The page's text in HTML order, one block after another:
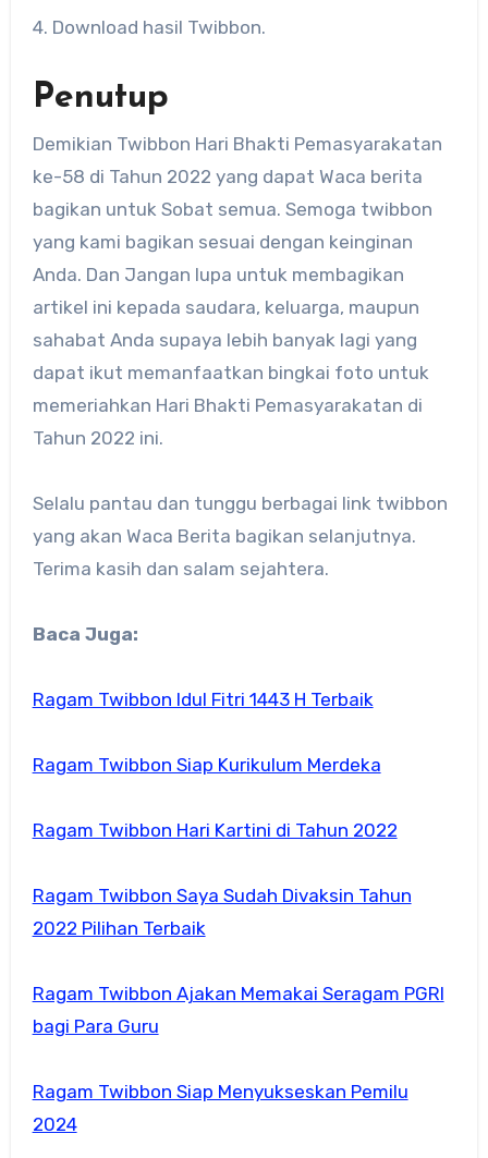
4. Download hasil Twibbon.
Penutup
Demikian Twibbon Hari Bhakti Pemasyarakatan
ke-58 di Tahun 2022 yang dapat Waca berita
bagikan untuk Sobat semua. Semoga twibbon
yang kami bagikan sesuai dengan keinginan
Anda. Dan Jangan lupa untuk membagikan
artikel ini kepada saudara, keluarga, maupun
sahabat Anda supaya lebih banyak lagi yang
dapat ikut memanfaatkan bingkai foto untuk
memeriahkan Hari Bhakti Pemasyarakatan di
Tahun 2022 ini.
Selalu pantau dan tunggu berbagai link twibbon
yang akan Waca Berita bagikan selanjutnya.
Terima kasih dan salam sejahtera.
Baca Juga:
Ragam Twibbon Idul Fitri 1443 H Terbaik
Ragam Twibbon Siap Kurikulum Merdeka
Ragam Twibbon Hari Kartini di Tahun 2022
Ragam Twibbon Saya Sudah Divaksin Tahun
2022 Pilihan Terbaik
Ragam Twibbon Ajakan Memakai Seragam PGRI
bagi Para Guru
Ragam Twibbon Siap Menyukseskan Pemilu
2024